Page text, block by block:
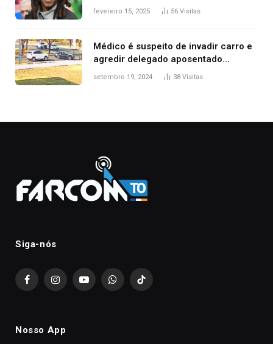
fevereiro 15, 2025 56 Visitas
Médico é suspeito de invadir carro e
agredir delegado aposentado
durante confusão no trânsito
setembro 19, 2024 38 Visitas
Siga-nós
FacebookInstagramYouTubeWhatsAppTikTok
Nosso App